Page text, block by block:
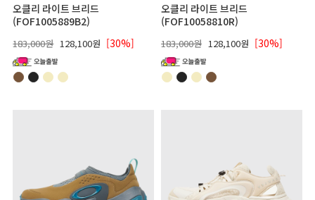
오클리 라이트 브리드
(FOF1005889B2)
183,000원 128,100원 [30%]
오클리 라이트 브리드
(FOF10058810R)
183,000원 128,100원 [30%]